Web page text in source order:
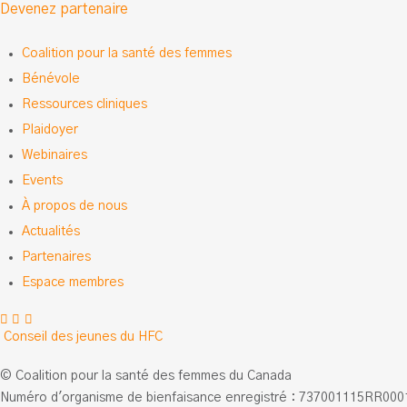
Devenez partenaire
Coalition pour la santé des femmes
Bénévole
Ressources cliniques
Plaidoyer
Webinaires
Events
À propos de nous
Actualités
Partenaires
Espace membres
Facebook
LinkedIn
Instagram
Conseil des jeunes du HFC
© Coalition pour la santé des femmes du Canada
Numéro d'organisme de bienfaisance enregistré :